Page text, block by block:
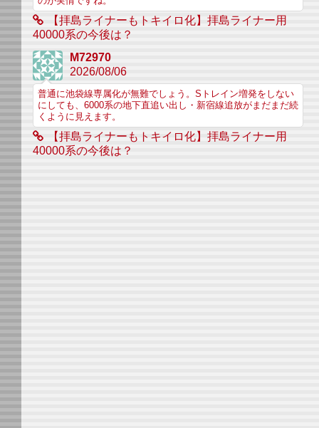
【拝島ライナーもトキイロ化】拝島ライナー用
40000系の今後は？
M72970
2026/08/06
普通に池袋線専属化が無難でしょう。Sトレイン増発をしない
にしても、6000系の地下直追い出し・新宿線追放がまだまだ続
くように見えます。
【拝島ライナーもトキイロ化】拝島ライナー用
40000系の今後は？